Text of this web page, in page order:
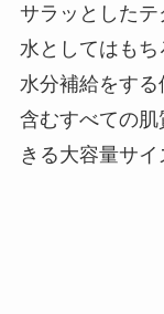
サラッとした
水としてはも
水分補給をす
含むすべての
きる大容量サイ